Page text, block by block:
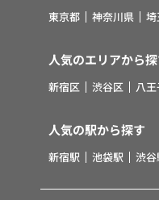
東京都 神奈川県
人気のエリアから
新宿区 渋谷区 八
人気の駅から探す
新宿駅 池袋駅 渋谷